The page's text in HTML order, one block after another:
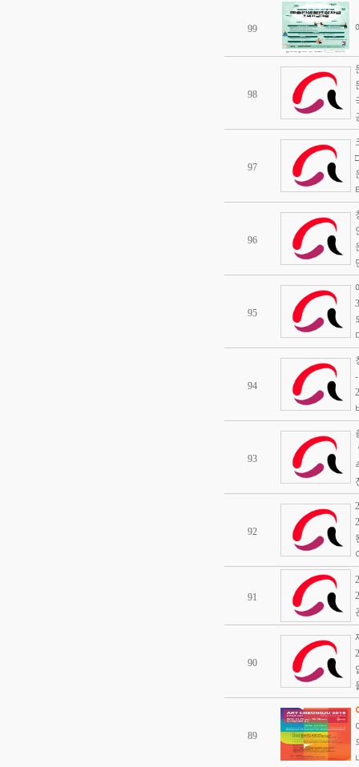
99
98
97
96
95
94
93
92
91
90
89